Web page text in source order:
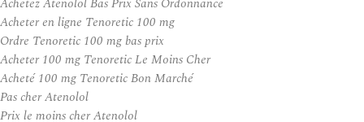
Acheter en ligne Tenoretic 100 mg
Ordre Tenoretic 100 mg bas prix
Acheter 100 mg Tenoretic Le Moins Cher
Acheté 100 mg Tenoretic Bon Marché
Pas cher Atenolol
Prix le moins cher Atenolol